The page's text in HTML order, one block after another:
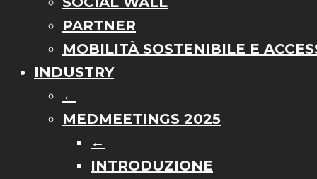
PARTNER
MOBILITÀ SOSTENIBILE E
INDUSTRY
←
MEDMEETINGS 2025
←
INTRODUZIONE